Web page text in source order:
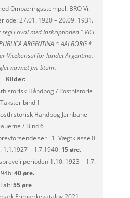
Ombæringsstempel: BRO Vi.
27.01. 1920 – 20.09. 1931.
i oval med inskriptionen ” VICE
ARGENTINA * AALBORG *
Vicekonsul for landet Argentina.
navnet Jm. Stuhr.
Kilder:
Håndbog / Posthistorie
bind 1
Håndbog Jernbane
/ Bind 6
i 1. Vægtklasse 0
1.1.1927 – 1.7.1940: 15 øre.
i perioden 1.10. 1923 – 1.7.
40 øre.
I alt: 55 øre